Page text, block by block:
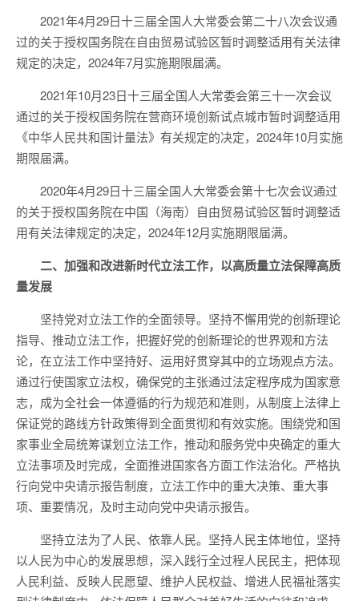
2021年4月29日十三届全国人大常委会第二十八次会议通
过的关于授权国务院在自由贸易试验区暂时调整适用有关法律
规定的决定，2024年7月实施期限届满。
2021年10月23日十三届全国人大常委会第三十一次会议
通过的关于授权国务院在营商环境创新试点城市暂时调整适用
《中华人民共和国计量法》有关规定的决定，2024年10月实施
期限届满。
2020年4月29日十三届全国人大常委会第十七次会议通过
的关于授权国务院在中国（海南）自由贸易试验区暂时调整适
用有关法律规定的决定，2024年12月实施期限届满。
二、加强和改进新时代立法工作，以高质量立法保障高质
量发展
坚持党对立法工作的全面领导。坚持不懈用党的创新理论
指导、推动立法工作，把握好党的创新理论的世界观和方法
论，在立法工作中坚持好、运用好贯穿其中的立场观点方法。
通过行使国家立法权，确保党的主张通过法定程序成为国家意
志，成为全社会一体遵循的行为规范和准则，从制度上法律上
保证党的路线方针政策得到全面贯彻和有效实施。围绕党和国
家事业全局统筹谋划立法工作，推动和服务党中央确定的重大
立法事项及时完成，全面推进国家各方面工作法治化。严格执
行向党中央请示报告制度，立法工作中的重大决策、重大事
项、重要情况，及时主动向党中央请示报告。
坚持立法为了人民、依靠人民。坚持人民主体地位，坚持
以人民为中心的发展思想，深入践行全过程人民民主，把体现
人民利益、反映人民愿望、维护人民权益、增进人民福祉落实